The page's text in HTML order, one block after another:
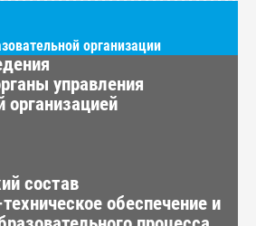
организации
управления
организацией
состав
обеспечение и